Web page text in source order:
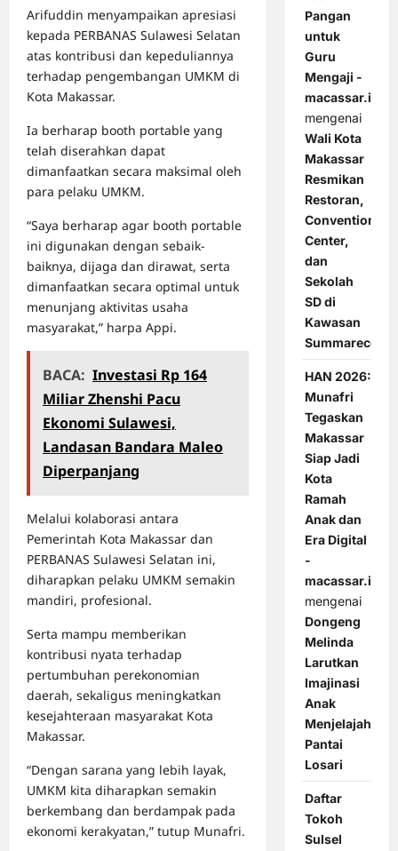
Arifuddin menyampaikan apresiasi
kepada PERBANAS Sulawesi Selatan
atas kontribusi dan kepeduliannya
terhadap pengembangan UMKM di
Kota Makassar.
Ia berharap booth portable yang
telah diserahkan dapat
dimanfaatkan secara maksimal oleh
para pelaku UMKM.
“Saya berharap agar booth portable
ini digunakan dengan sebaik-
baiknya, dijaga dan dirawat, serta
dimanfaatkan secara optimal untuk
menunjang aktivitas usaha
masyarakat,” harpa Appi.
BACA: Investasi Rp 164
Miliar Zhenshi Pacu
Ekonomi Sulawesi,
Landasan Bandara Maleo
Diperpanjang
Melalui kolaborasi antara
Pemerintah Kota Makassar dan
PERBANAS Sulawesi Selatan ini,
diharapkan pelaku UMKM semakin
mandiri, profesional.
Serta mampu memberikan
kontribusi nyata terhadap
pertumbuhan perekonomian
daerah, sekaligus meningkatkan
kesejahteraan masyarakat Kota
Makassar.
“Dengan sarana yang lebih layak,
UMKM kita diharapkan semakin
berkembang dan berdampak pada
ekonomi kerakyatan,” tutup Munafri.
Pangan
untuk
Guru
Mengaji -
macassar.id
mengenai
Wali Kota
Makassar
Resmikan
Restoran,
Convention
Center,
dan
Sekolah
SD di
Kawasan
Summarecon
HAN 2026:
Munafri
Tegaskan
Makassar
Siap Jadi
Kota
Ramah
Anak dan
Era Digital
-
macassar.id
mengenai
Dongeng
Melinda
Larutkan
Imajinasi
Anak
Menjelajah
Pantai
Losari
Daftar
Tokoh
Sulsel